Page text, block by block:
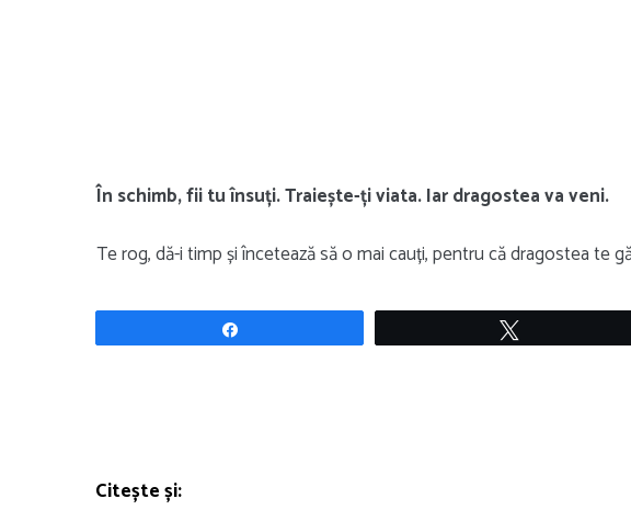
În schimb, fii tu însuți. Traiește-ți viata. Iar dragostea va veni.
Te rog, dă-i timp și încetează să o mai cauți, pentru că dragostea te
Citește și: